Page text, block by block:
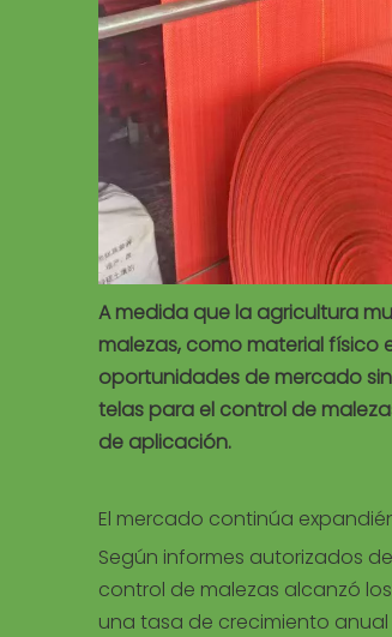
A medida que la agricultura
malezas, como material físico
oportunidades de mercado
telas para el control de
de aplicación.
El mercado continúa
Según informes autorizados
control de malezas alcanzó
una tasa de crecimiento